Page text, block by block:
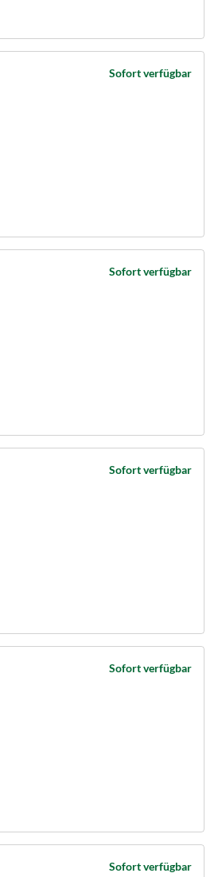
Sofort verfügbar
Sofort verfügbar
Sofort verfügbar
Sofort verfügbar
Sofort verfügbar